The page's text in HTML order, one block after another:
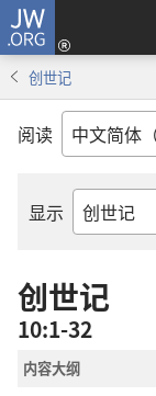
JW.ORG
创世记
阅读
显示
圣
经
卷
创世记
10:1-32
内容大纲